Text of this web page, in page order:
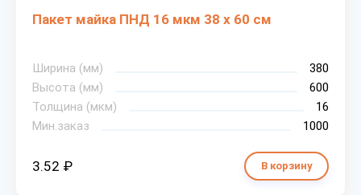
Пакет майка ПНД 16 мкм 38 х 60 см
Ширина (мм)
380
Высота (мм)
600
Толщина (мкм)
16
Мин.заказ
1000
3.52 ₽ В корзину